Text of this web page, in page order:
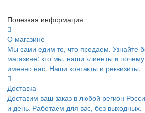
Полезная информация
О магазине
Мы сами едим то, что продаем. Узнайте
магазине: кто мы, наши клиенты и
именно нас. Наши контакты и реквизиты.
Доставка
Доставим ваш заказ в любой регион
и день. Работаем для вас, без выходных.